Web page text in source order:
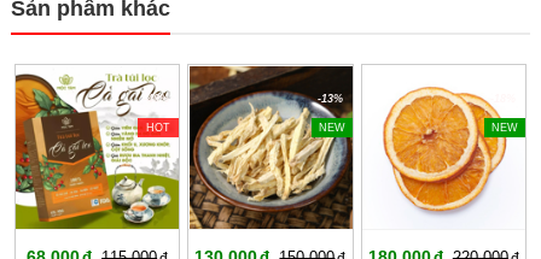
Sản phẩm khác
-40%
HOT
-13%
NEW NEW